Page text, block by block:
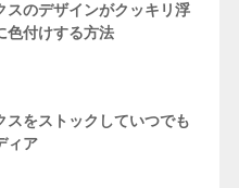
スのデザインがクッキリ浮
色付けする方法
スをストックしていつでも
ィア